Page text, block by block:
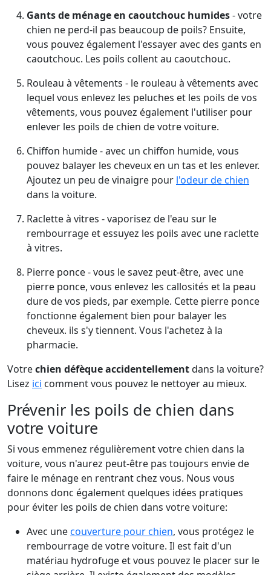
Gants de ménage en caoutchouc humides- votre
chien ne perd-il pas beaucoup de poils? Ensuite,
vous pouvez également l'essayer avec des gants en
caoutchouc. Les poils collent au caoutchouc.
Rouleau à vêtements - le rouleau à vêtements avec
lequel vous enlevez les peluches et les poils de vos
vêtements, vous pouvez également l'utiliser pour
enlever les poils de chien de votre voiture.
Chiffon humide - avec un chiffon humide, vous
pouvez balayer les cheveux en un tas et les enlever.
Ajoutez un peu de vinaigre pour l'odeur de chien
dans la voiture.
Raclette à vitres - vaporisez de l'eau sur le
rembourrage et essuyez les poils avec une raclette
à vitres.
Pierre ponce - vous le savez peut-être, avec une
pierre ponce, vous enlevez les callosités et la peau
dure de vos pieds, par exemple. Cette pierre ponce
fonctionne également bien pour balayer les
cheveux. ils s'y tiennent. Vous l'achetez à la
pharmacie.
Votrechien défèque accidentellementdans la voiture?
Lisez ici comment vous pouvez le nettoyer au mieux.
Prévenir les poils de chien dans
votre voiture
Si vous emmenez régulièrement votre chien dans la
voiture, vous n'aurez peut-être pas toujours envie de
faire le ménage en rentrant chez vous. Nous vous
donnons donc également quelques idées pratiques
pour éviter les poils de chien dans votre voiture:
Avec unecouverture pour chien, vous protégez le
rembourrage de votre voiture. Il est fait d'un
matériau hydrofuge et vous pouvez le placer sur le